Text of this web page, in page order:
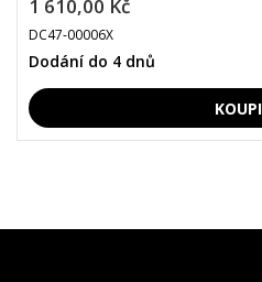
1 610,00 Kč
DC47-00006X
Dodání do 4 dnů